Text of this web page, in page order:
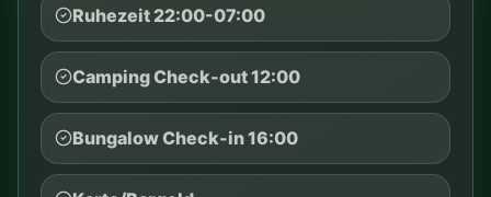
Familienmodus
Altstadt, Drachen, Wieliczka, Ojców oder
Energylandia. Mit Kindern lieber weniger
Punkte planen.
Kinder Energylandia 3 Nächte